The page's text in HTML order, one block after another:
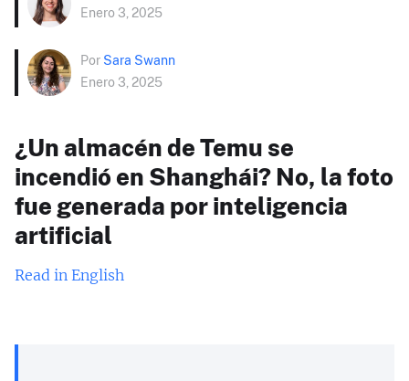
Enero 3, 2025
Por Sara Swann
Enero 3, 2025
¿Un almacén de Temu se
incendió en Shanghái? No, la foto
fue generada por inteligencia
artificial
Read in English